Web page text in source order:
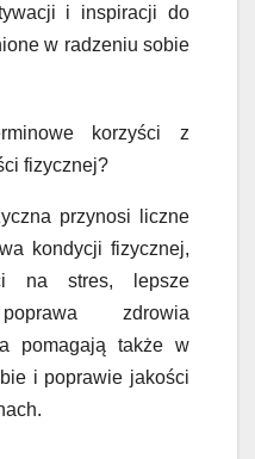
i inspiracji do
w radzeniu sobie
korzyści z
fizycznej?
przynosi liczne
kondycji fizycznej,
na stres, lepsze
zdrowia
pomagają także w
i poprawie jakości